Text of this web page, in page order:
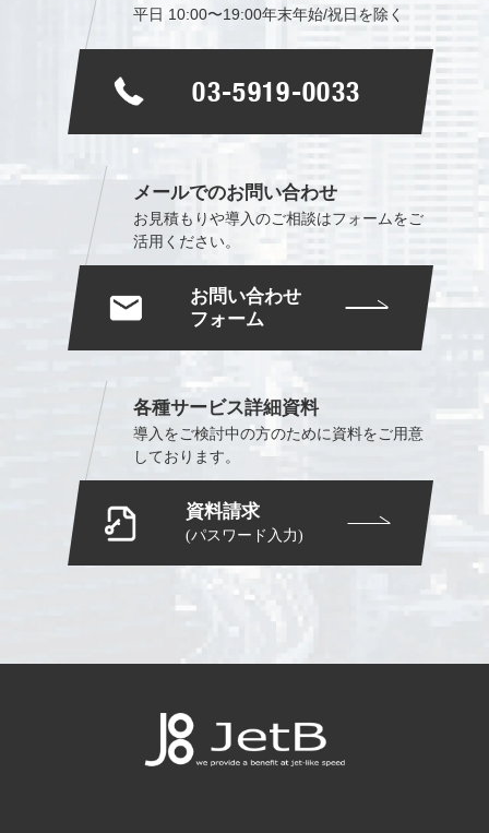
平日 10:00〜19:00年末年始/祝日を除く
03-5919-0033
メールでのお問い合わせ
お見積もりや導入のご相談はフォームをご
活用ください。
お問い合わせ
フォーム
各種サービス詳細資料
導入をご検討中の方のために資料をご用意
しております。
資料請求
(パスワード入力)